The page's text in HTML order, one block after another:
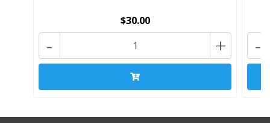
$30.00
+
- -